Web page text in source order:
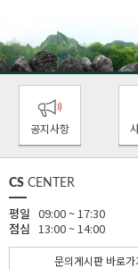
공지사항
CS CENTER
평일 09:00 ~ 17:30
점심 13:00 ~ 14:00
문의게시판 바로가